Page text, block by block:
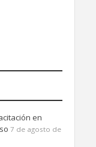
en
7 de agosto de